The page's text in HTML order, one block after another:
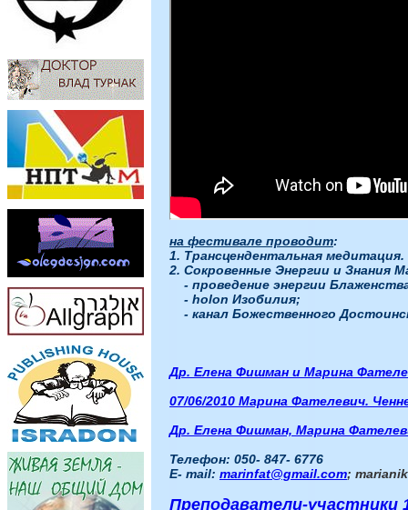
на фестивале проводит:
1. Трансцендентальная медитация.
2. Сокровенные Энергии и Знания
- проведение энергии
- holon Изобилия;
- канал Божественного
Др. Елена Фишман и Марина
07/06/2010 Марина Фателевич.
Др. Елена Фишман, Марина
Телефон: 050- 847- 6776
E- mail: marinfat@gmail.com;
Преподаватели-участники